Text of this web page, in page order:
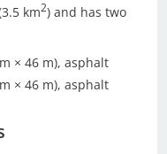
km2) and has two
× 46 m), asphalt
× 46 m), asphalt